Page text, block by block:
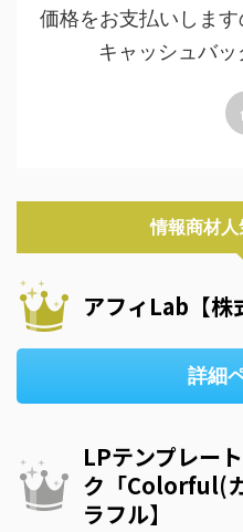
価格をお支払いしま
キャッシュバ
情報商材
アフィLab【株
詳細
LPテンプレー
ク「Colorful(
ラフル】